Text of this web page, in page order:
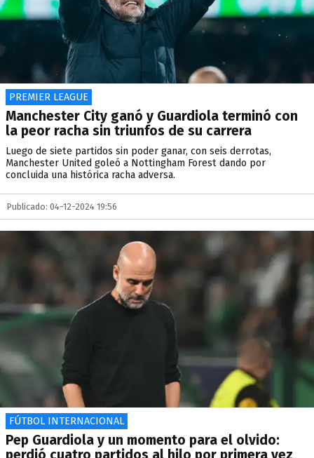
PREMIER LEAGUE
Manchester City ganó y Guardiola terminó con
la peor racha sin triunfos de su carrera
Luego de siete partidos sin poder ganar, con seis derrotas,
Manchester United goleó a Nottingham Forest dando por
concluida una histórica racha adversa.
Publicado: 04-12-2024 19:56
FÚTBOL INTERNACIONAL
Pep Guardiola y un momento para el olvido: